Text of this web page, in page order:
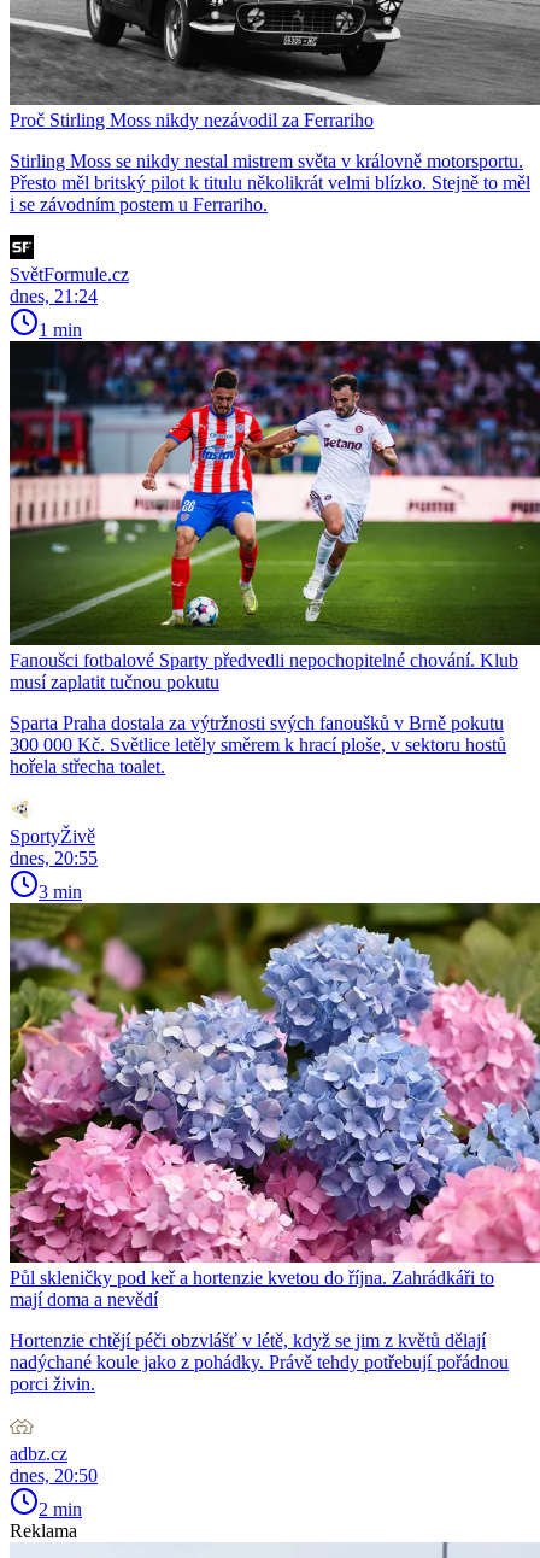
Proč Stirling Moss nikdy nezávodil za Ferrariho
Stirling Moss se nikdy nestal mistrem světa v královně motorsportu.
Přesto měl britský pilot k titulu několikrát velmi blízko. Stejně to měl
i se závodním postem u Ferrariho.
SvětFormule.cz
dnes, 21:24
1 min
Fanoušci fotbalové Sparty předvedli nepochopitelné chování. Klub
musí zaplatit tučnou pokutu
Sparta Praha dostala za výtržnosti svých fanoušků v Brně pokutu
300 000 Kč. Světlice letěly směrem k hrací ploše, v sektoru hostů
hořela střecha toalet.
SportyŽivě
dnes, 20:55
3 min
Půl skleničky pod keř a hortenzie kvetou do října. Zahrádkáři to
mají doma a nevědí
Hortenzie chtějí péči obzvlášť v létě, když se jim z květů dělají
nadýchané koule jako z pohádky. Právě tehdy potřebují pořádnou
porci živin.
adbz.cz
dnes, 20:50
2 min
Reklama